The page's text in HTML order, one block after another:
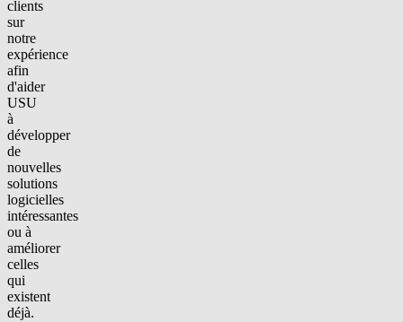
clients
sur
notre
expérience
afin
d'aider
USU
à
développer
de
nouvelles
solutions
logicielles
intéressantes
ou à
améliorer
celles
qui
existent
déjà.